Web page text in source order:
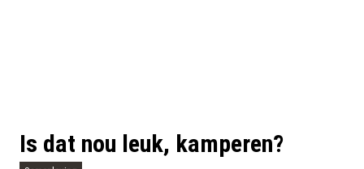
Is dat nou leuk, kamperen?